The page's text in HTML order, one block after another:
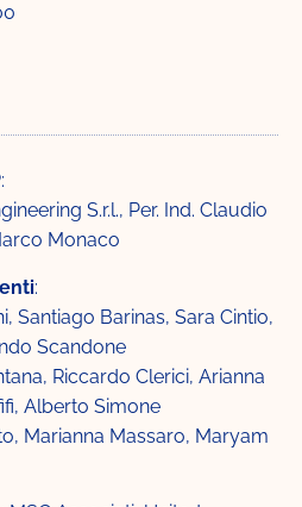
:
S.r.l., Per. Ind. Claudio
Monaco
:
Santiago Barinas, Sara Cintio,
Scandone
Riccardo Clerici, Arianna
Alberto Simone
Marianna Massaro, Maryam